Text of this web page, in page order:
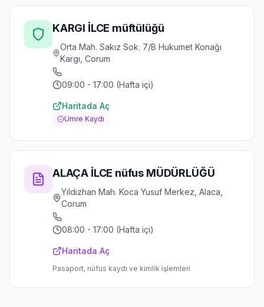
KARGI İLCE müftülüğü
Orta Mah. Sakız Sok. 7/B Hukumet Konağı
Kargı, Corum
09:00 - 17:00 (Hafta içi)
Haritada Aç
Umre Kaydı
ALAÇA İLCE nüfus MÜDÜRLÜĞÜ
Yıldızhan Mah. Koca Yusuf Merkez, Alaca,
Corum
08:00 - 17:00 (Hafta içi)
Haritada Aç
Pasaport, nüfus kaydı ve kimlik işlemleri